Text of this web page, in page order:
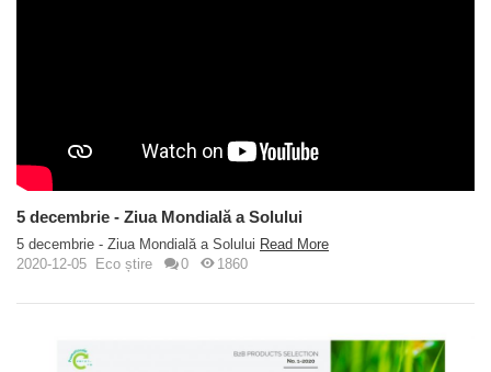
5 decembrie - Ziua Mondială a Solului
5 decembrie - Ziua Mondială a Solului Read More
2020-12-05 Eco știre 0 1860